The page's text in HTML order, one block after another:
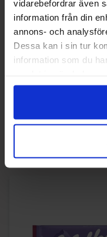
vidarebefordrar även
information från din
annons- och
Dessa kan i sin tur
information som du
Lemonade
Logga in för att